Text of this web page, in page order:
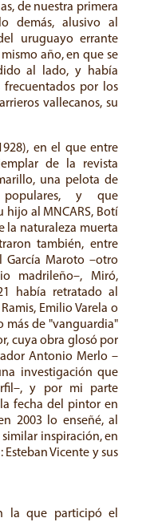
de nuestra primera
demás, alusivo al
uruguayo errante
año, en que se
al lado, y había
por los
vallecanos, su
en el que entre
de la revista
una pelota de
y que
al MNCARS, Botí
la naturaleza muerta
también, entre
García Maroto –otro
madrileño–, Miró,
había retratado al
Emilio Varela o
más de "vanguardia"
cuya obra glosó por
Antonio Merlo –
investigación que
y por mi parte
fecha del pintor en
2003 lo enseñé, al
similar inspiración, en
Vicente y sus
la que participó el